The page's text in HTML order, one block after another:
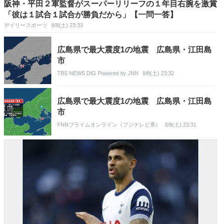
阪神・平田２軍監督がスーパーリリーフの１年目右腕を激賞
「彼は１試合１試合が勝負だから」【一問一答】
デイリースポーツ 8/8(土) 23:33
広島県で最大震度1の地震 広島県・江田島
市
TBS NEWS DIG Powered by JNN 8/8(土) 23:32
広島県で最大震度1の地震 広島県・江田島
市
FNNプライムオンライン（フジテレビ系） 8/8(土) 23:31